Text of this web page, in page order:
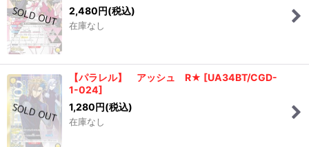
2,480円(税込)
在庫なし
【パラレル】 アッシュ R★ [UA34BT/CGD-
1-024]
1,280円(税込)
在庫なし